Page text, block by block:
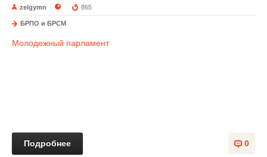
zelgymn 865
БРПО и БРСМ
Молодежный парламент
0
Подробнее